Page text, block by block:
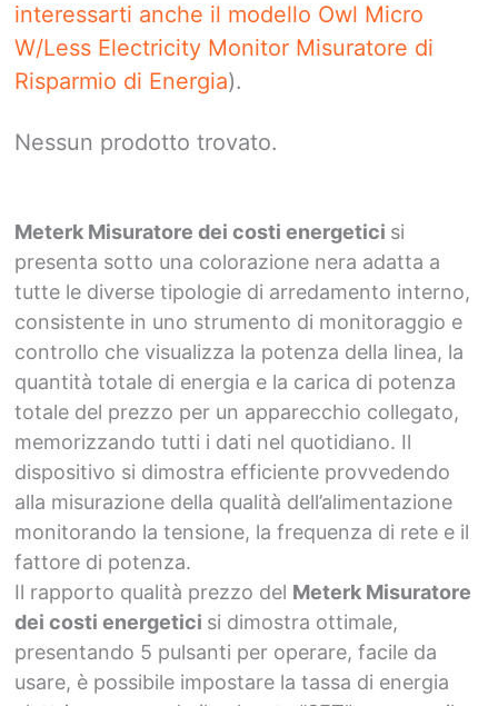
interessarti anche il modello Owl Micro
W/Less Electricity Monitor Misuratore di
Risparmio di Energia).
Nessun prodotto trovato.
Meterk Misuratore dei costi energetici si
presenta sotto una colorazione nera adatta a
tutte le diverse tipologie di arredamento interno,
consistente in uno strumento di monitoraggio e
controllo che visualizza la potenza della linea, la
quantità totale di energia e la carica di potenza
totale del prezzo per un apparecchio collegato,
memorizzando tutti i dati nel quotidiano. Il
dispositivo si dimostra efficiente provvedendo
alla misurazione della qualità dell’alimentazione
monitorando la tensione, la frequenza di rete e il
fattore di potenza.
Il rapporto qualità prezzo del Meterk Misuratore
dei costi energetici si dimostra ottimale,
presentando 5 pulsanti per operare, facile da
usare, è possibile impostare la tassa di energia